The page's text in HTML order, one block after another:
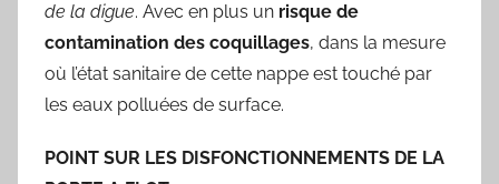
de la digue. Avec en plus un risque de
contamination des coquillages, dans la mesure
où l’état sanitaire de cette nappe est touché par
les eaux polluées de surface.
POINT SUR LES DISFONCTIONNEMENTS DE LA